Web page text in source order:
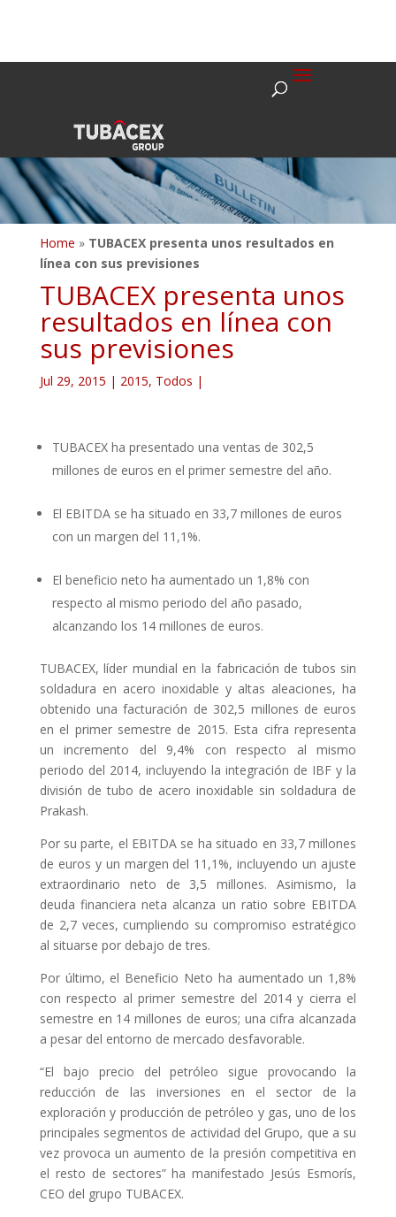
Home » TUBACEX presenta unos resultados en
línea con sus previsiones
TUBACEX presenta unos
resultados en línea con
sus previsiones
Jul 29, 2015 | 2015, Todos |
TUBACEX ha presentado una ventas de 302,5
millones de euros en el primer semestre del año.
El EBITDA se ha situado en 33,7 millones de euros
con un margen del 11,1%.
El beneficio neto ha aumentado un 1,8% con
respecto al mismo periodo del año pasado,
alcanzando los 14 millones de euros.
TUBACEX, líder mundial en la fabricación de tubos sin
soldadura en acero inoxidable y altas aleaciones, ha
obtenido una facturación de 302,5 millones de euros
en el primer semestre de 2015. Esta cifra representa
un incremento del 9,4% con respecto al mismo
periodo del 2014, incluyendo la integración de IBF y la
división de tubo de acero inoxidable sin soldadura de
Prakash.
Por su parte, el EBITDA se ha situado en 33,7 millones
de euros y un margen del 11,1%, incluyendo un ajuste
extraordinario neto de 3,5 millones. Asimismo, la
deuda financiera neta alcanza un ratio sobre EBITDA
de 2,7 veces, cumpliendo su compromiso estratégico
al situarse por debajo de tres.
Por último, el Beneficio Neto ha aumentado un 1,8%
con respecto al primer semestre del 2014 y cierra el
semestre en 14 millones de euros; una cifra alcanzada
a pesar del entorno de mercado desfavorable.
“El bajo precio del petróleo sigue provocando la
reducción de las inversiones en el sector de la
exploración y producción de petróleo y gas, uno de los
principales segmentos de actividad del Grupo, que a su
vez provoca un aumento de la presión competitiva en
el resto de sectores” ha manifestado Jesús Esmorís,
CEO del grupo TUBACEX.